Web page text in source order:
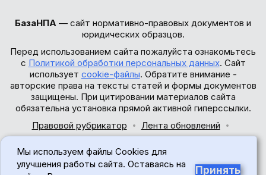
БазаНПА — сайт нормативно-правовых документов и
юридических образцов.
Перед использованием сайта пожалуйста ознакомьтесь
с Политикой обработки персональных данных. Сайт
использует cookie-файлы. Обратите внимание -
авторские права на тексты статей и формы документов
защищены. При цитировании материалов сайта
обязательна установка прямой активной гиперссылки.
Правовой рубрикатор
Лента обновлений
© 2017-2026
Мы используем файлы Cookies для
улучшения работы сайта. Оставаясь на
Принять